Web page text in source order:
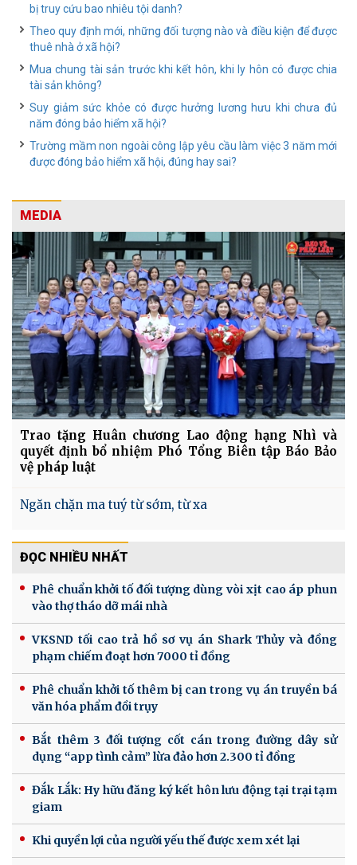
bị truy cứu bao nhiêu tội danh?
Theo quy định mới, những đối tượng nào và điều kiện để được
thuê nhà ở xã hội?
Mua chung tài sản trước khi kết hôn, khi ly hôn có được chia
tài sản không?
Suy giảm sức khỏe có được hưởng lương hưu khi chưa đủ
năm đóng bảo hiểm xã hội?
Trường mầm non ngoài công lập yêu cầu làm việc 3 năm mới
được đóng bảo hiểm xã hội, đúng hay sai?
MEDIA
Trao tặng Huân chương Lao động hạng Nhì và
quyết định bổ nhiệm Phó Tổng Biên tập Báo Bảo
vệ pháp luật
Ngăn chặn ma tuý từ sớm, từ xa
ĐỌC NHIỀU NHẤT
Phê chuẩn khởi tố đối tượng dùng vòi xịt cao áp phun
vào thợ tháo dỡ mái nhà
VKSND tối cao trả hồ sơ vụ án Shark Thủy và đồng
phạm chiếm đoạt hơn 7000 tỉ đồng
Phê chuẩn khởi tố thêm bị can trong vụ án truyền bá
văn hóa phẩm đồi trụy
Bắt thêm 3 đối tượng cốt cán trong đường dây sử
dụng “app tình cảm” lừa đảo hơn 2.300 tỉ đồng
Đắk Lắk: Hy hữu đăng ký kết hôn lưu động tại trại tạm
giam
Khi quyền lợi của người yếu thế được xem xét lại